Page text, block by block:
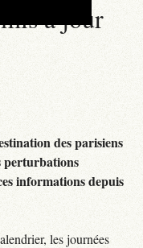
à jour
des parisiens
perturbations
informations depuis
les journées